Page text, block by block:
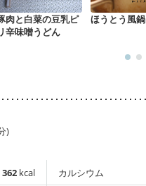
肉と白菜の豆乳ピ
辛味噌うどん
ほうとう風鍋
)
362 kcal
カルシウム